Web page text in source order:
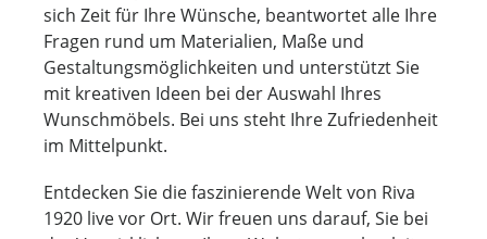
sich Zeit für Ihre Wünsche, beantwortet alle Ihre
Fragen rund um Materialien, Maße und
Gestaltungsmöglichkeiten und unterstützt Sie
mit kreativen Ideen bei der Auswahl Ihres
Wunschmöbels. Bei uns steht Ihre Zufriedenheit
im Mittelpunkt.
Entdecken Sie die faszinierende Welt von Riva
1920 live vor Ort. Wir freuen uns darauf, Sie bei